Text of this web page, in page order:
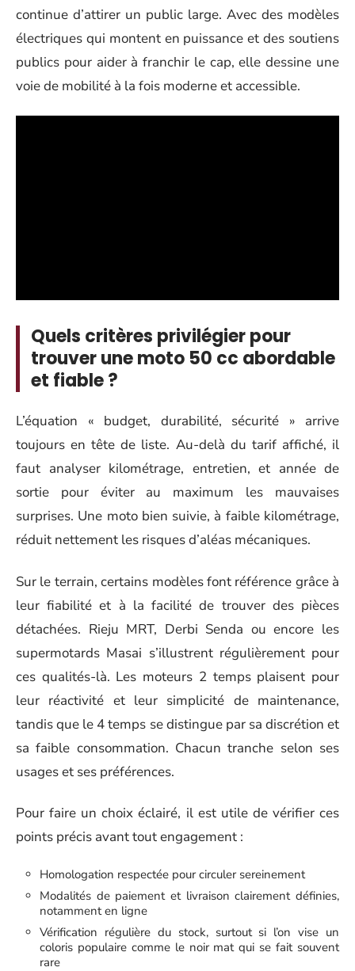
continue d’attirer un public large. Avec des modèles
électriques qui montent en puissance et des soutiens
publics pour aider à franchir le cap, elle dessine une
voie de mobilité à la fois moderne et accessible.
Quels critères privilégier pour
trouver une moto 50 cc abordable
et fiable ?
L’équation « budget, durabilité, sécurité » arrive
toujours en tête de liste. Au-delà du tarif affiché, il
faut analyser kilométrage, entretien, et année de
sortie pour éviter au maximum les mauvaises
surprises. Une moto bien suivie, à faible kilométrage,
réduit nettement les risques d’aléas mécaniques.
Sur le terrain, certains modèles font référence grâce à
leur fiabilité et à la facilité de trouver des pièces
détachées. Rieju MRT, Derbi Senda ou encore les
supermotards Masai s’illustrent régulièrement pour
ces qualités-là. Les moteurs 2 temps plaisent pour
leur réactivité et leur simplicité de maintenance,
tandis que le 4 temps se distingue par sa discrétion et
sa faible consommation. Chacun tranche selon ses
usages et ses préférences.
Pour faire un choix éclairé, il est utile de vérifier ces
points précis avant tout engagement :
Homologation respectée pour circuler sereinement
Modalités de paiement et livraison clairement définies,
notamment en ligne
Vérification régulière du stock, surtout si l’on vise un
coloris populaire comme le noir mat qui se fait souvent
rare